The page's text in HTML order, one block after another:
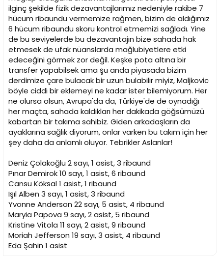
ilginç şekilde fizik dezavantajlarımız nedeniyle rakibe 7
hücum ribaundu vermemize rağmen, bizim de aldığımız
6 hücum ribaundu skoru kontrol etmemizi sağladı. Yine
de bu seviyelerde bu dezavantajın bize sahada hak
etmesek de ufak nüanslarda mağlubiyetlere etki
edeceğini görmek zor değil. Keşke pota altına bir
transfer yapabilsek ama şu anda piyasada bizim
derdimize çare bulacak bir uzun bulabilir miyiz, Maljkovic
böyle ciddi bir eklemeyi ne kadar ister bilemiyorum. Her
ne olursa olsun, Avrupa'da da, Türkiye'de de oynadığı
her maçta, sahada kaldıkları her dakikada göğsümüzü
kabartan bir takıma sahibiz. Giden arkadaşların da
ayaklarına sağlık diyorum, onlar varken bu takım için her
şey daha da anlamlı oluyor. Tebrikler Aslanlar!
Deniz Çolakoğlu 2 sayı, 1 asist, 3 ribaund
Pınar Demirok 10 sayı, 1 asist, 6 ribaund
Cansu Köksal 1 asist, 1 ribaund
Işıl Alben 3 sayı, 1 asist, 3 ribaund
Yvonne Anderson 22 sayı, 5 asist, 4 ribaund
Maryia Papova 9 sayı, 2 asist, 5 ribaund
Kristine Vitola 11 sayı, 2 asist, 9 ribaund
Moriah Jefferson 19 sayı, 3 asist, 4 ribaund
Eda Şahin 1 asist